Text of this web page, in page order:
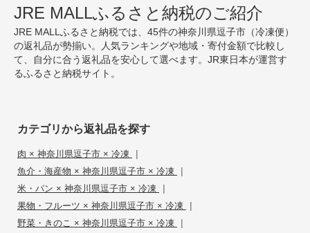
JRE MALLふるさと納税のご紹介
JRE MALLふるさと納税では、45件の神奈川県逗子市（冷凍便）
の返礼品が勢揃い。人気ランキングや地域・寄付金額で比較し
て、自分に合う返礼品を安心して選べます。JR東日本が運営す
るふるさと納税サイト。
カテゴリから返礼品を探す
肉 × 神奈川県逗子市 × 冷凍 |
魚介・海産物 × 神奈川県逗子市 × 冷凍 |
米・パン × 神奈川県逗子市 × 冷凍 |
果物・フルーツ × 神奈川県逗子市 × 冷凍 |
野菜・きのこ × 神奈川県逗子市 × 冷凍 |